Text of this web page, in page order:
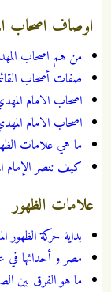
اوصاف اصحاب
من هم اصحاب
صفات أصحاب
اصحاب الامام
اصحاب الامام
ما هي علامات
كيف ننصر الإمام
علامات الظهور
بداية حركة الظهور
مصر و أحداثها في
ما هو الفرق بين